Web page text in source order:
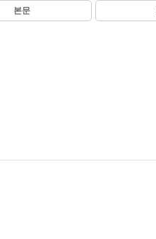
본문